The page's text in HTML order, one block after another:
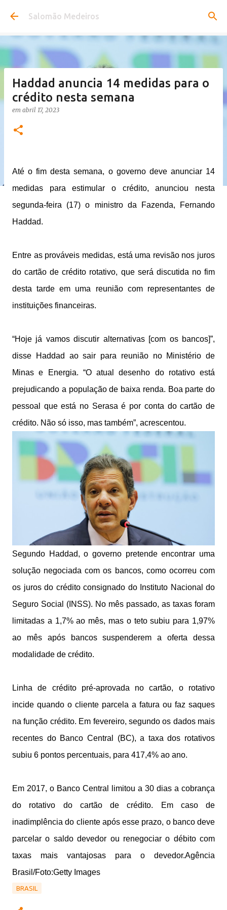
Pular para o conteúdo principal
Salomão Medeiros
Haddad anuncia 14 medidas para o
crédito nesta semana
em abril 17, 2023
Até o fim desta semana, o governo deve anunciar 14
medidas para estimular o crédito, anunciou nesta
segunda-feira (17) o ministro da Fazenda, Fernando
Haddad.
Entre as prováveis medidas, está uma revisão nos juros
do cartão de crédito rotativo, que será discutida no fim
desta tarde em uma reunião com representantes de
instituições financeiras.
“Hoje já vamos discutir alternativas [com os bancos]”,
disse Haddad ao sair para reunião no Ministério de
Minas e Energia. “O atual desenho do rotativo está
prejudicando a população de baixa renda. Boa parte do
pessoal que está no Serasa é por conta do cartão de
crédito. Não só isso, mas também”, acrescentou.
Segundo Haddad, o governo pretende encontrar uma
solução negociada com os bancos, como ocorreu com
os juros do crédito consignado do Instituto Nacional do
Seguro Social (INSS). No mês passado, as taxas foram
limitadas a 1,7% ao mês, mas o teto subiu para 1,97%
ao mês após bancos suspenderem a oferta dessa
modalidade de crédito.
Linha de crédito pré-aprovada no cartão, o rotativo
incide quando o cliente parcela a fatura ou faz saques
na função crédito. Em fevereiro, segundo os dados mais
recentes do Banco Central (BC), a taxa dos rotativos
subiu 6 pontos percentuais, para 417,4% ao ano.
Em 2017, o Banco Central limitou a 30 dias a cobrança
do rotativo do cartão de crédito. Em caso de
inadimplência do cliente após esse prazo, o banco deve
parcelar o saldo devedor ou renegociar o débito com
taxas mais vantajosas para o devedor.Agência
Brasil/Foto:Getty Images
BRASIL